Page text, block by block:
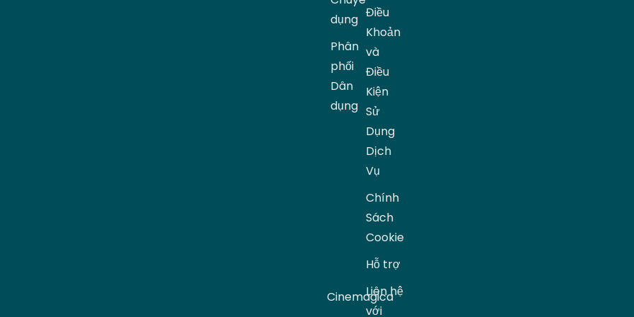
Phân
phối
Dân
dụng
dụng
Cinemagica
Điều
Khoản
và
Điều
Kiện
Sử
Dụng
Dịch
Vụ
Chính
Sách
Cookie
Hỗ trợ
Liên hệ
với